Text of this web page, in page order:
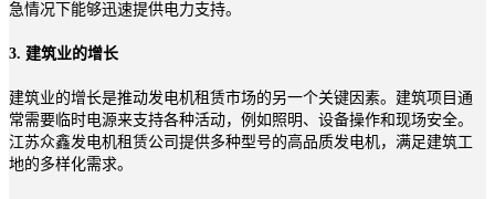
急情况下能够迅速提供电力支持。
3. 建筑业的增长
建筑业的增长是推动发电机租赁市场的另一个关键因素。建筑项目通
常需要临时电源来支持各种活动，例如照明、设备操作和现场安全。
江苏众鑫发电机租赁公司提供多种型号的高品质发电机，满足建筑工
地的多样化需求。